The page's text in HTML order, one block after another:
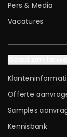
Pers & Media
Vacatures
Offerte
Samples
Kennisbank